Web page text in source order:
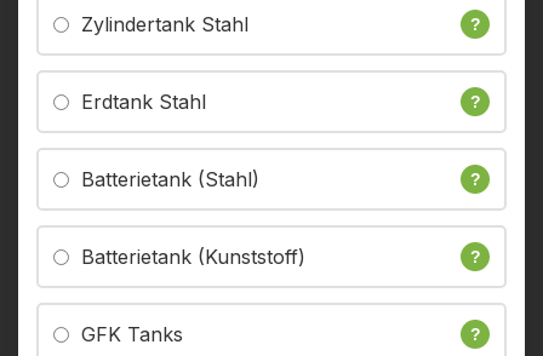
Zylindertank Stahl ?
Erdtank Stahl ?
Batterietank (Stahl) ?
Batterietank (Kunststoff) ?
GFK Tanks ?